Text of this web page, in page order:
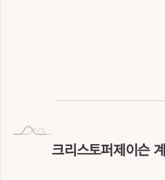
크리스토퍼제이슨